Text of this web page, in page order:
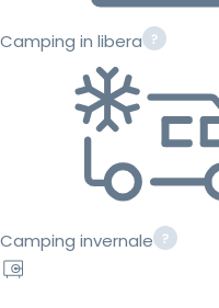
Camping in libera
Camping invernale